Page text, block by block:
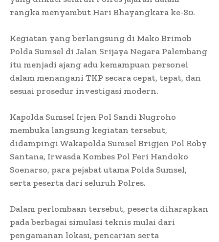
rangka menyambut Hari Bhayangkara ke-80.
Kegiatan yang berlangsung di Mako Brimob
Polda Sumsel di Jalan Srijaya Negara Palembang
itu menjadi ajang adu kemampuan personel
dalam menangani TKP secara cepat, tepat, dan
sesuai prosedur investigasi modern.
Kapolda Sumsel Irjen Pol Sandi Nugroho
membuka langsung kegiatan tersebut,
didampingi Wakapolda Sumsel Brigjen Pol Roby
Santana, Irwasda Kombes Pol Feri Handoko
Soenarso, para pejabat utama Polda Sumsel,
serta peserta dari seluruh Polres.
Dalam perlombaan tersebut, peserta diharapkan
pada berbagai simulasi teknis mulai dari
pengamanan lokasi, pencarian serta